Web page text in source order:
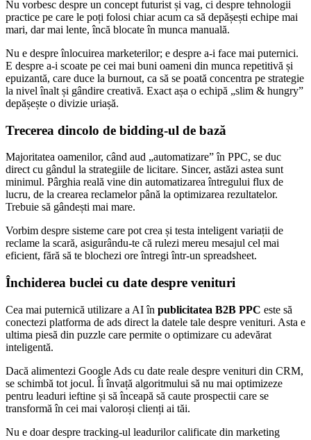
Nu vorbesc despre un concept futurist și vag, ci despre tehnologii
practice pe care le poți folosi chiar acum ca să depășești echipe mai
mari, dar mai lente, încă blocate în munca manuală.
Nu e despre înlocuirea marketerilor; e despre a-i face mai puternici.
E despre a-i scoate pe cei mai buni oameni din munca repetitivă și
epuizantă, care duce la burnout, ca să se poată concentra pe strategie
la nivel înalt și gândire creativă. Exact așa o echipă „slim & hungry”
depășește o divizie uriașă.
Trecerea dincolo de bidding-ul de bază
Majoritatea oamenilor, când aud „automatizare” în PPC, se duc
direct cu gândul la strategiile de licitare. Sincer, astăzi astea sunt
minimul. Pârghia reală vine din automatizarea întregului flux de
lucru, de la crearea reclamelor până la optimizarea rezultatelor.
Trebuie să gândești mai mare.
Vorbim despre sisteme care pot crea și testa inteligent variații de
reclame la scară, asigurându-te că rulezi mereu mesajul cel mai
eficient, fără să te blochezi ore întregi într-un spreadsheet.
Închiderea buclei cu date despre venituri
Cea mai puternică utilizare a AI în publicitatea B2B PPC este să
conectezi platforma de ads direct la datele tale despre venituri. Asta e
ultima piesă din puzzle care permite o optimizare cu adevărat
inteligentă.
Dacă alimentezi Google Ads cu date reale despre venituri din CRM,
se schimbă tot jocul. Îi învață algoritmului să nu mai optimizeze
pentru leaduri ieftine și să înceapă să caute prospectii care se
transformă în cei mai valoroși clienți ai tăi.
Nu e doar despre tracking-ul leadurilor calificate din marketing